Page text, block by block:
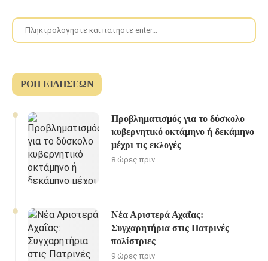
ΡΟΉ ΕΙΔΉΣΕΩΝ
Προβληματισμός για το δύσκολο
κυβερνητικό οκτάμηνο ή δεκάμηνο
μέχρι τις εκλογές
8 ώρες πριν
Νέα Αριστερά Αχαΐας:
Συγχαρητήρια στις Πατρινές
πολίστριες
9 ώρες πριν